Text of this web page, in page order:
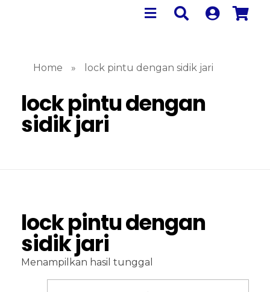
Home » lock pintu dengan sidik jari
lock pintu dengan
sidik jari
lock pintu dengan
sidik jari
Menampilkan hasil tunggal